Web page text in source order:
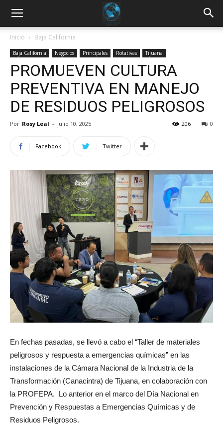
Inicio Baja California
Baja California Negocios Principales Rotativas Tijuana
PROMUEVEN CULTURA
PREVENTIVA EN MANEJO
DE RESIDUOS PELIGROSOS
Por Rosy Leal - julio 10, 2025 0
206
Facebook Twitter
En fechas pasadas, se llevó a cabo el “Taller de materiales
peligrosos y respuesta a emergencias químicas” en las
instalaciones de la Cámara Nacional de la Industria de la
Transformación (Canacintra) de Tijuana, en colaboración con
la PROFEPA. Lo anterior en el marco del Día Nacional en
Prevención y Respuestas a Emergencias Químicas y de
Residuos Peligrosos.